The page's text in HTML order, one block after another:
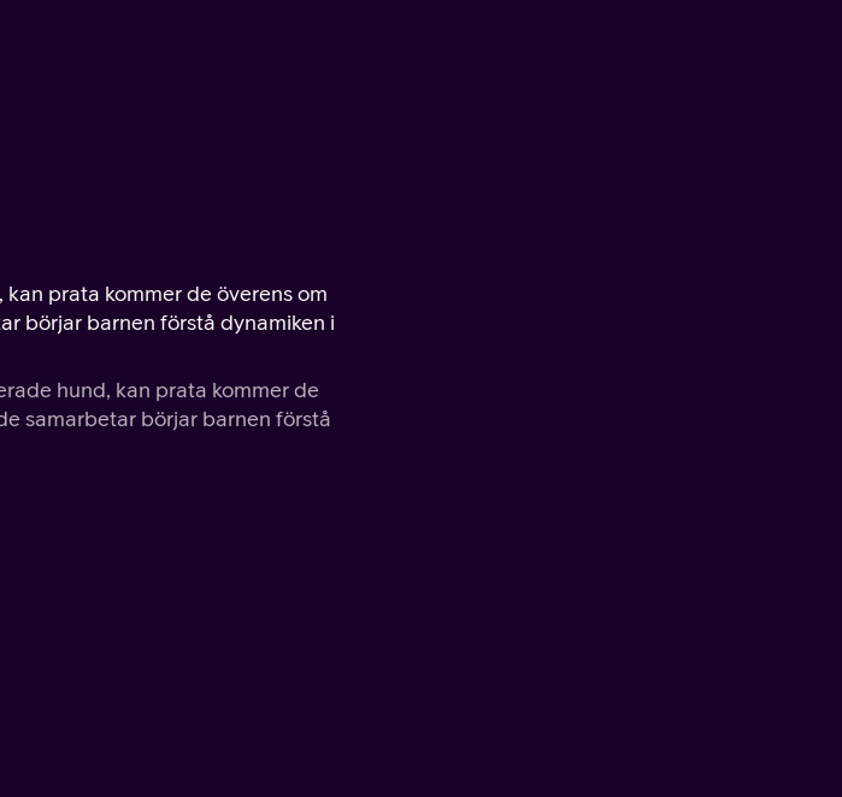
prata kommer de överens om
börjar barnen förstå dynamiken i
hund, kan prata kommer de
samarbetar börjar barnen förstå